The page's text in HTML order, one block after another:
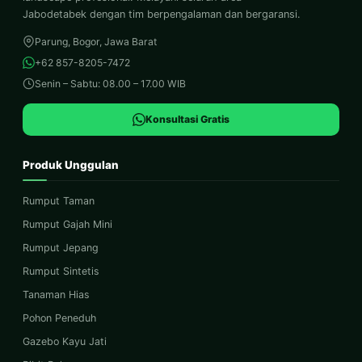
Jabodetabek dengan tim berpengalaman dan bergaransi.
Parung, Bogor, Jawa Barat
+62 857-8205-7472
Senin – Sabtu: 08.00 – 17.00 WIB
Konsultasi Gratis
Produk Unggulan
Rumput Taman
Rumput Gajah Mini
Rumput Jepang
Rumput Sintetis
Tanaman Hias
Pohon Peneduh
Gazebo Kayu Jati